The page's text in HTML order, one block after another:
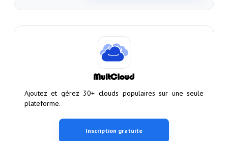
Ajoutez et gérez 30+ clouds populaires sur une seule
plateforme.
Inscription gratuite